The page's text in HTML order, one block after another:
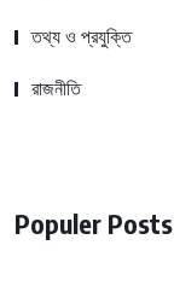
তথ্য ও প্রযুক্তি
রাজনীতি
Populer Posts